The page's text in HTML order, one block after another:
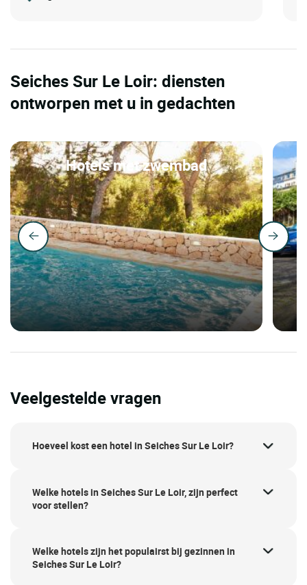
Seiches Sur Le Loir: diensten
ontworpen met u in gedachten
Hotels met zwembad
Veelgestelde vragen
Hoeveel kost een hotel in Seiches Sur Le Loir?
Welke hotels in Seiches Sur Le Loir, zijn perfect
voor stellen?
Welke hotels zijn het populairst bij gezinnen in
Seiches Sur Le Loir?